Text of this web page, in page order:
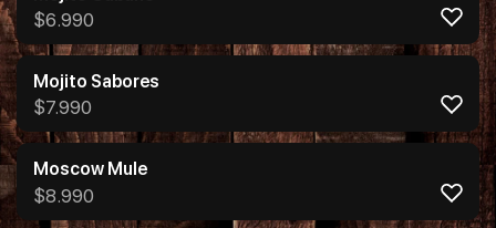
$6.990
Mojito Sabores
$7.990
Moscow Mule
$8.990